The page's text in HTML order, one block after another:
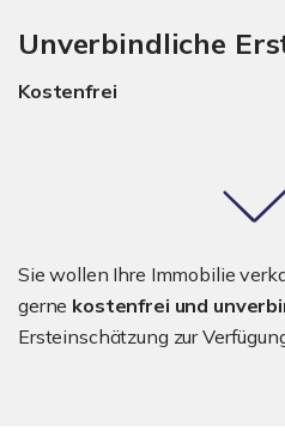
Unverbindliche
Kostenfrei
Sie wollen Ihre Immobilie
gerne kostenfrei und
Ersteinschätzung zur